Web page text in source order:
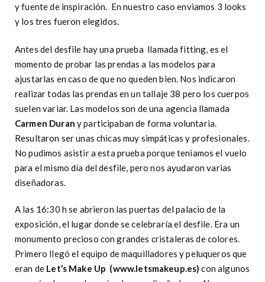
y fuente de inspiración. En nuestro caso enviamos 3 looks
y los tres fueron elegidos.
Antes del desfile hay una prueba llamada fitting, es el
momento de probar las prendas a las modelos para
ajustarlas en caso de que no queden bien. Nos indicaron
realizar todas las prendas en un tallaje 38 pero los cuerpos
suelen variar. Las modelos son de una agencia llamada
Carmen Duran y participaban de forma voluntaria.
Resultaron ser unas chicas muy simpáticas y profesionales.
No pudimos asistir a esta prueba porque teniamos el vuelo
para el mismo día del desfile, pero nos ayudaron varias
diseñadoras.
A las 16:30 h se abrieron las puertas del palacio de la
exposición, el lugar donde se celebraría el desfile. Era un
monumento precioso con grandes cristaleras de colores.
Primero llegó el equipo de maquilladores y peluqueros que
eran de Let’s Make Up (www.letsmakeup.es)con algunos